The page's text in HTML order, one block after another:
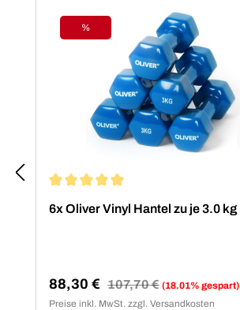
Rabatt
%
6x Oliver Vinyl Hantel zu je 3.0 kg
Verkaufspreis:
88,30 € Regulärer Preis:
107,70 € (18.01% gespart)
Preise inkl. MwSt. zzgl. Versandkosten